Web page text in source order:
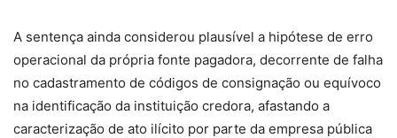
A sentença ainda considerou plausível a hipótese de erro
operacional da própria fonte pagadora, decorrente de falha
no cadastramento de códigos de consignação ou equívoco
na identificação da instituição credora, afastando a
caracterização de ato ilícito por parte da empresa pública